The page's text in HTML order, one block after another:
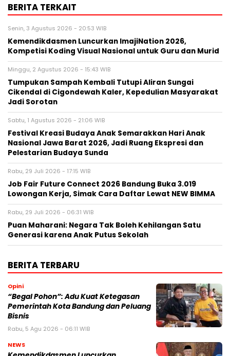
BERITA TERKAIT
Senin, 3 Agustus 2026 - 20:53 WIB
Kemendikdasmen Luncurkan ImajiNation 2026,
Kompetisi Koding Visual Nasional untuk Guru dan Murid
Minggu, 2 Agustus 2026 - 15:43 WIB
Tumpukan Sampah Kembali Tutupi Aliran Sungai
Cikendal di Cigondewah Kaler, Kepedulian Masyarakat
Jadi Sorotan
Sabtu, 1 Agustus 2026 - 21:06 WIB
Festival Kreasi Budaya Anak Semarakkan Hari Anak
Nasional Jawa Barat 2026, Jadi Ruang Ekspresi dan
Pelestarian Budaya Sunda
Rabu, 29 Juli 2026 - 17:15 WIB
Job Fair Future Connect 2026 Bandung Buka 3.019
Lowongan Kerja, Simak Cara Daftar Lewat NEW BIMMA
Rabu, 29 Juli 2026 - 06:31 WIB
Puan Maharani: Negara Tak Boleh Kehilangan Satu
Generasi karena Anak Putus Sekolah
BERITA TERBARU
Opini
“Begal Pohon”: Adu Kuat Ketegasan
Pemerintah Kota Bandung dan Peluang
Bisnis
Rabu, 5 Agu 2026 - 06:11 WIB
NEWS